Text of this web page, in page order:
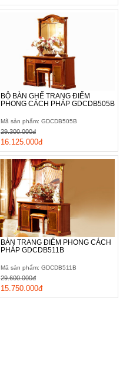
BỘ BÀN GHẾ TRANG ĐIỂM
PHONG CÁCH PHÁP GDCDB505B
Mã sản phẩm: GDCDB505B
16.125.000đ
29.300.000đ
BÀN TRANG ĐIỂM PHONG CÁCH
PHÁP GDCDB511B
Mã sản phẩm: GDCDB511B
15.750.000đ
29.600.000đ